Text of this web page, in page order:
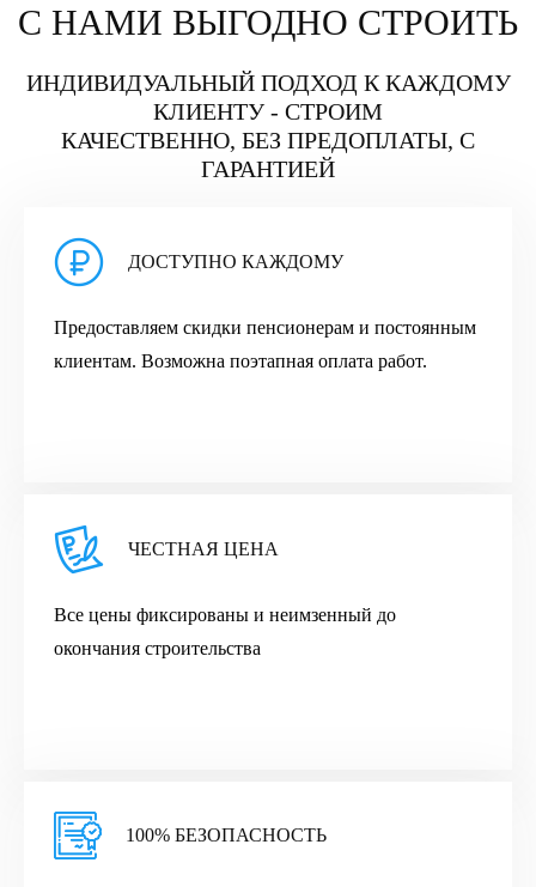
С НАМИ ВЫГОДНО СТРОИТЬ
ИНДИВИДУАЛЬНЫЙ ПОДХОД К КАЖДОМУ
КЛИЕНТУ - СТРОИМ
КАЧЕСТВЕННО, БЕЗ ПРЕДОПЛАТЫ, С
ГАРАНТИЕЙ
ДОСТУПНО КАЖДОМУ
Предоставляем скидки пенсионерам и постоянным
клиентам. Возможна поэтапная оплата работ.
ЧЕСТНАЯ ЦЕНА
Все цены фиксированы и неимзенный до
окончания строительства
100% БЕЗОПАСНОСТЬ